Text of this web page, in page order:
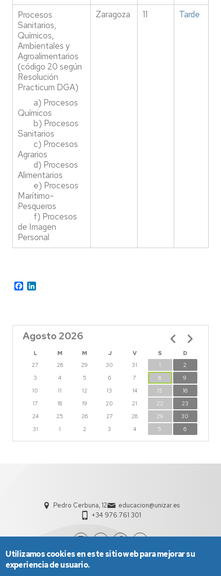
Procesos
Sanitarios,
Químicos,
Ambientales y
Agroalimentarios
(código 20 según
Resolución
Practicum DGA)
a) Procesos
Químicos
b) Procesos
Sanitarios
c) Procesos
Agrarios
d) Procesos
Alimentarios
e) Procesos
Marítimo-
Pesqueros
f) Procesos
de Imagen
Personal
Zaragoza 11 Tarde
Facebook
Agosto 2026
L M M J V S
D
27
28 29 30 31 1
2
3
4 5 6 7 8
9
10
11 12 13 14 15
16
17
18 19 20 21 22
23
24
25 26 27 28 29
30
31
1 2 3 4 5 6
Paginación
Pedro Cerbuna, 12
educacion@unizar.es
+34 976 761 301
Utilizamos cookies en este sitio web para mejorar su
experiencia de usuario.